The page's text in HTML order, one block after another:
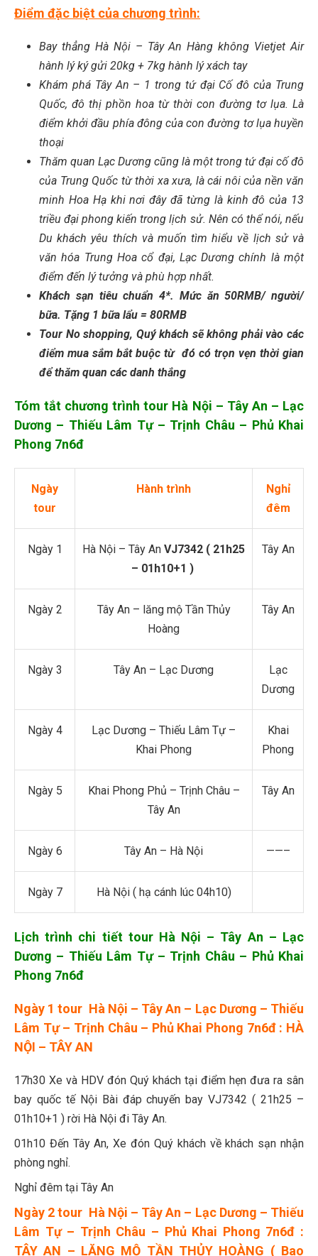
Điểm đặc biệt của chương trình:
Bay thẳng Hà Nội – Tây An Hàng không Vietjet Air
hành lý ký gửi 20kg + 7kg hành lý xách tay
Khám phá Tây An – 1 trong tứ đại Cố đô của Trung
Quốc, đô thị phồn hoa từ thời con đường tơ lụa. Là
điểm khởi đầu phía đông của con đường tơ lụa huyền
thoại
Thăm quan Lạc Dương cũng là một trong tứ đại cố đô
của Trung Quốc từ thời xa xưa, là cái nôi của nền văn
minh Hoa Hạ khi nơi đây đã từng là kinh đô của 13
triều đại phong kiến trong lịch sử. Nên có thể nói, nếu
Du khách yêu thích và muốn tìm hiểu về lịch sử và
văn hóa Trung Hoa cổ đại, Lạc Dương chính là một
điểm đến lý tưởng và phù hợp nhất.
Khách sạn tiêu chuẩn 4*. Mức ăn 50RMB/ người/
bữa. Tặng 1 bữa lẩu = 80RMB
Tour No shopping, Quý khách sẽ không phải vào các
điểm mua sắm bắt buộc từ đó có trọn vẹn thời gian
để thăm quan các danh thắng
Tóm tắt chương trình tour Hà Nội – Tây An – Lạc
Dương – Thiếu Lâm Tự – Trịnh Châu – Phủ Khai
Phong 7n6đ
Ngày
tour
Hành trình
Nghỉ
đêm
Ngày 1 Hà Nội – Tây An VJ7342 ( 21h25
– 01h10+1 )
Tây An
Ngày 2
Tây An – lăng mộ Tần Thủy
Hoàng
Tây An
Ngày 3 Tây An – Lạc Dương
Lạc
Dương
Ngày 4
Lạc Dương – Thiếu Lâm Tự –
Khai Phong
Khai
Phong
Ngày 5
Khai Phong Phủ – Trịnh Châu –
Tây An
Tây An
Ngày 6 Tây An – Hà Nội ——–
Ngày 7 Hà Nội ( hạ cánh lúc 04h10)
Lịch trình chi tiết tour Hà Nội – Tây An – Lạc
Dương – Thiếu Lâm Tự – Trịnh Châu – Phủ Khai
Phong 7n6đ
Ngày 1 tour Hà Nội – Tây An – Lạc Dương – Thiếu
Lâm Tự – Trịnh Châu – Phủ Khai Phong 7n6đ : HÀ
NỘI – TÂY AN
17h30 Xe và HDV đón Quý khách tại điểm hẹn đưa ra sân
bay quốc tế Nội Bài đáp chuyến bay VJ7342 ( 21h25 –
01h10+1 ) rời Hà Nội đi Tây An.
01h10 Đến Tây An, Xe đón Quý khách về khách sạn nhận
phòng nghỉ.
Nghỉ đêm tại Tây An
Ngày 2 tour Hà Nội – Tây An – Lạc Dương – Thiếu
Lâm Tự – Trịnh Châu – Phủ Khai Phong 7n6đ :
TÂY AN – LĂNG MỘ TẦN THỦY HOÀNG ( Bao